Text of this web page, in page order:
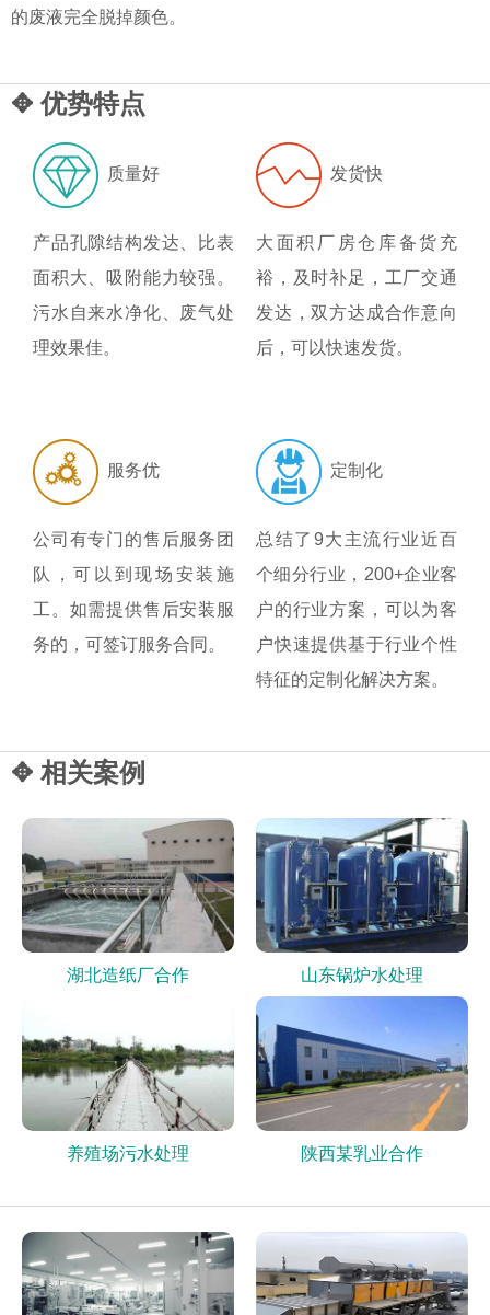
的废液完全脱掉颜色。
✥ 优势特点
质量好
产品孔隙结构发达、比表
面积大、吸附能力较强。
污水自来水净化、废气处
理效果佳。
发货快
大面积厂房仓库备货充
裕，及时补足，工厂交通
发达，双方达成合作意向
后，可以快速发货。
服务优
公司有专门的售后服务团
队，可以到现场安装施
工。如需提供售后安装服
务的，可签订服务合同。
定制化
总结了9大主流行业近百
个细分行业，200+企业客
户的行业方案，可以为客
户快速提供基于行业个性
特征的定制化解决方案。
✥ 相关案例
湖北造纸厂合作 山东锅炉水处理
养殖场污水处理 陕西某乳业合作